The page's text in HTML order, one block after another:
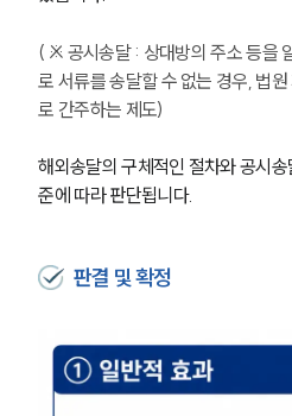
이혼전문
소식/
대륜법률
( ※ 공시송달 : 상대방의 주소 등을
로 서류를 송달할 수 없는 경우, 법
로 간주하는 제도)
해외송달의 구체적인 절차와 공시
준에 따라 판단됩니다.
판결 및 확정